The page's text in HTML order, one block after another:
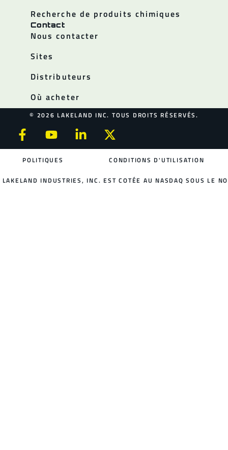
Recherche de produits chimiques
Contact
Nous contacter
Sites
Distributeurs
Où acheter
© 2026 LAKELAND INC. TOUS DROITS RÉSERVÉS.
POLITIQUES CONDITIONS D'UTILISATION
LAKELAND INDUSTRIES, INC. EST COTÉE AU NASDAQ SOUS LE